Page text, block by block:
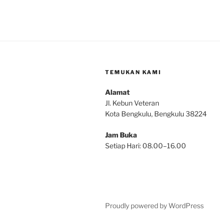
TEMUKAN KAMI
Alamat
Jl. Kebun Veteran
Kota Bengkulu, Bengkulu 38224
Jam Buka
Setiap Hari: 08.00–16.00
Proudly powered by WordPress